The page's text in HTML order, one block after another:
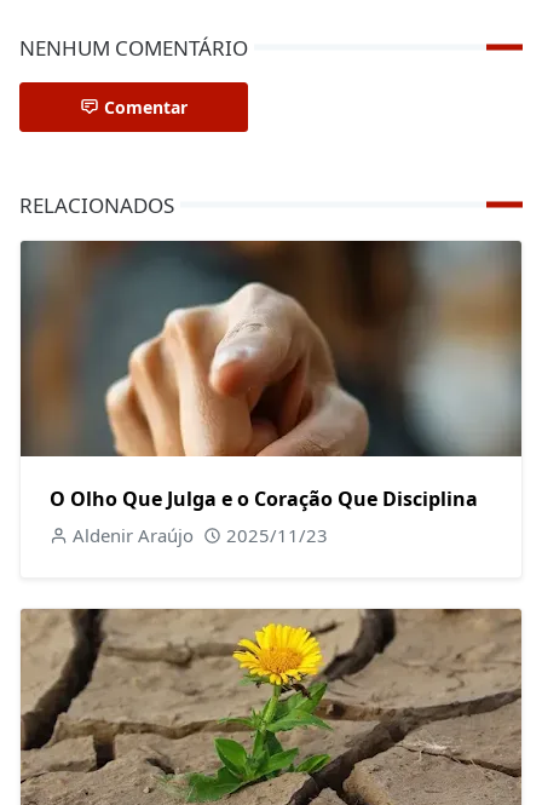
NENHUM COMENTÁRIO
Comentar
RELACIONADOS
O Olho Que Julga e o Coração Que Disciplina
Aldenir Araújo 2025/11/23